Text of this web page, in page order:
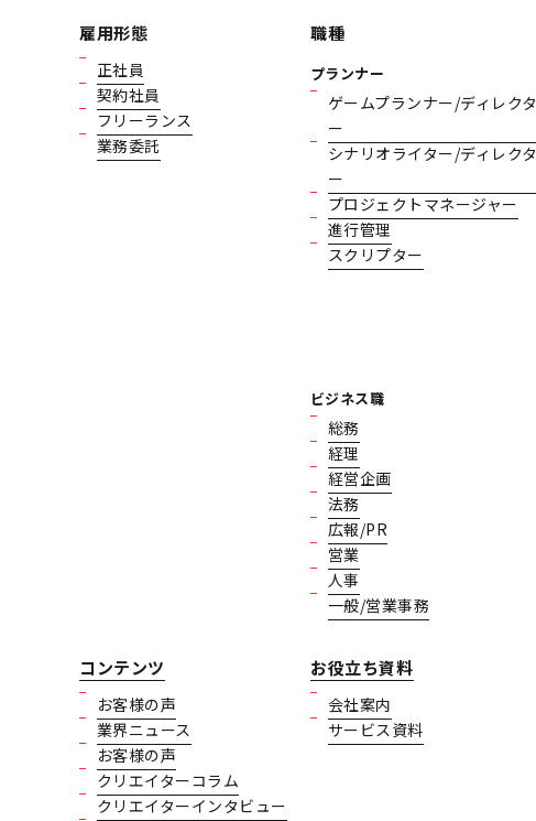
雇用形態
正社員
契約社員
フリーランス
業務委託
職種
プランナー
ゲームプランナー/ディレクタ
ー
シナリオライター/ディレクタ
ー
プロジェクトマネージャー
進行管理
スクリプター
ビジネス職
総務
経理
経営企画
法務
広報/PR
営業
人事
一般/営業事務
コンテンツ
お客様の声
業界ニュース
お客様の声
クリエイターコラム
クリエイターインタビュー
お役立ち資料
会社案内
サービス資料